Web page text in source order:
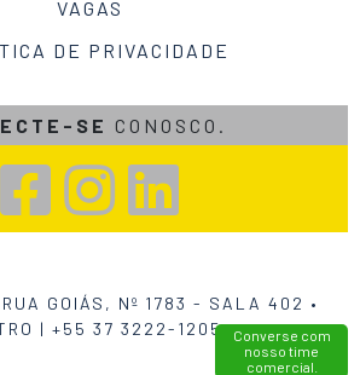
VAGAS
DE PRIVACIDADE
SE CONOSCO.
RUA GOIÁS, Nº 1783 - SALA 402 •
| +55 37 3222-1205
Converse com
nosso time
comercial.